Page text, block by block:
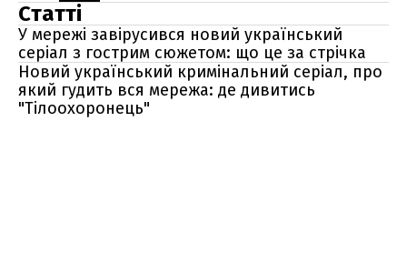
Статті
У мережі завірусився новий український
серіал з гострим сюжетом: що це за стрічка
Новий український кримінальний серіал, про
який гудить вся мережа: де дивитись
"Тілоохоронець"